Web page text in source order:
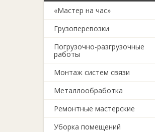
«Мастер на час»
Грузоперевозки
Погрузочно-разгрузочные
работы
Монтаж систем связи
Металлообработка
Ремонтные мастерские
Уборка помещений